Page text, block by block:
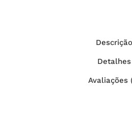
Descrição
Detalhes
Avaliações